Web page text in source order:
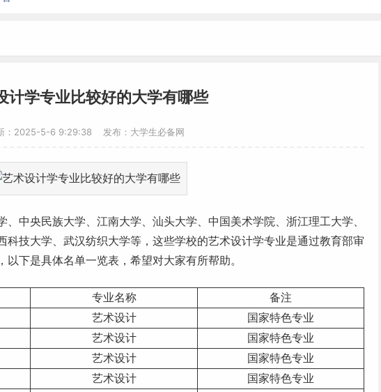
计学专业比较好的大学有哪些
：2025-5-6 9:29:38 发布：大学生必备网
、中央民族大学、江南大学、汕头大学、中国美术学院、 浙江理工大学、
科技大学、武汉纺织大学等，这些学校的艺术设计学专业是通过教育部审
以下是具体名单一览表，希望对大家有所帮助。
专业名称
备注
艺术设计 国家特色专业
艺术设计
国家特色专业
艺术设计
国家特色专业
艺术设计
国家特色专业